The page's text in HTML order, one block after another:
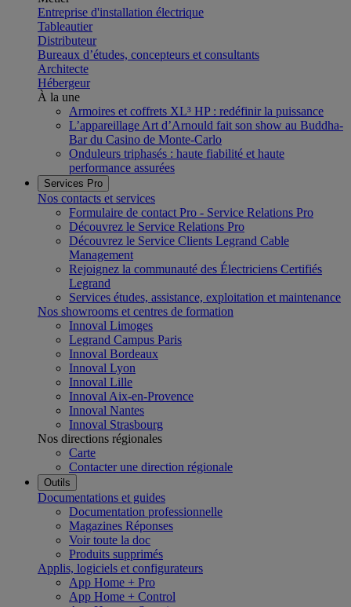
Entreprise d'installation électrique
Tableautier
Distributeur
Bureaux d’études, concepteurs et consultants
Architecte
Hébergeur
À la une
Armoires et coffrets XL³ HP : redéfinir la puissance
L’appareillage Art d’Arnould fait son show au Buddha-
Bar du Casino de Monte-Carlo
Onduleurs triphasés : haute fiabilité et haute
performance assurées
Services Pro
Nos contacts et services
Formulaire de contact Pro - Service Relations Pro
Découvrez le Service Relations Pro
Découvrez le Service Clients Legrand Cable
Management
Rejoignez la communauté des Électriciens Certifiés
Legrand
Services études, assistance, exploitation et maintenance
Nos showrooms et centres de formation
Innoval Limoges
Legrand Campus Paris
Innoval Bordeaux
Innoval Lyon
Innoval Lille
Innoval Aix-en-Provence
Innoval Nantes
Innoval Strasbourg
Nos directions régionales
Carte
Contacter une direction régionale
Outils
Documentations et guides
Documentation professionnelle
Magazines Réponses
Voir toute la doc
Produits supprimés
Applis, logiciels et configurateurs
App Home + Pro
App Home + Control